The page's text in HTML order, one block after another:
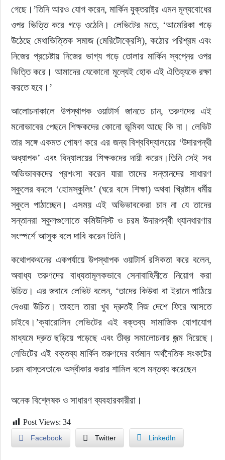
গেছে।’তিনি আরও যোগ করেন, মার্কিন যুক্তরাষ্ট্র এমন মূল্যবোধের
ওপর ভিত্তি করে গড়ে ওঠেনি। লেভিটের মতে, ‘আমেরিকা গড়ে
উঠেছে মেধাভিত্তিক সমাজ (মেরিটোক্রেসি), কঠোর পরিশ্রম এবং
নিজের প্রচেষ্টায় নিজের ভাগ্য গড়ে তোলার মার্কিন স্বপ্নের ওপর
ভিত্তি করে। আমাদের যেকোনো মূল্যেই হোক এই ঐতিহ্যকে রক্ষা
করতে হবে।’
আলোচনাকালে উপস্থাপক ওয়াটার্স জানতে চান, তরুণদের এই
মনোভাবের পেছনে শিক্ষকদের কোনো ভূমিকা আছে কি না। লেভিট
তার সঙ্গে একমত পোষণ করে এর জন্য বিশ্ববিদ্যালয়ের ‘উদারপন্থী
অধ্যাপক’ এবং বিদ্যালয়ের শিক্ষকদের দায়ী করেন।তিনি সেই সব
অভিভাবকদের প্রশংসা করেন যারা তাদের সন্তানদের সাধারণ
স্কুলের বদলে ‘হোমস্কুলিং’ (ঘরে বসে শিক্ষা) অথবা খ্রিষ্টান ধর্মীয়
স্কুলে পাঠাচ্ছেন। এসময় এই অভিভাবকেরা চান না যে তাদের
সন্তানরা স্কুলগুলোতে কমিউনিস্ট ও চরম উদারপন্থী ধ্যানধারণার
সংস্পর্শে আসুক বলে দাবি করেন তিনি।
কথোপকথনের একপর্যায়ে উপস্থাপক ওয়াটার্স রসিকতা করে বলেন,
অবাধ্য তরুণদের বাধ্যতামূলকভাবে সেনাবাহিনীতে নিয়োগ করা
উচিত। এর জবাবে লেভিট বলেন, ‘তাদের কিউবা বা ইরানে পাঠিয়ে
দেওয়া উচিত। তাহলে তারা খুব দ্রুতই নিজ দেশে ফিরে আসতে
চাইবে।’ক্যারোলিন লেভিটের এই বক্তব্য সামাজিক যোগাযোগ
মাধ্যমে দ্রুত ছড়িয়ে পড়েছে এবং তীব্র সমালোচনার জন্ম দিয়েছে।
লেভিটের এই বক্তব্য মার্কিন তরুণদের বর্তমান অর্থনৈতিক সংকটের
চরম বাস্তবতাকে অস্বীকার করার শামিল বলে মন্তব্য করেছেন
অনেক বিশ্লেষক ও সাধারণ ব্যবহারকারীরা।
Post Views: 34
Facebook Twitter LinkedIn